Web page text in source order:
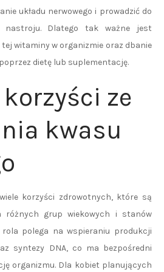
układu nerwowego i prowadzić do
nastroju. Dlatego tak ważne jest
witaminy w organizmie oraz dbanie
dietę lub suplementację.
ze
kwasu
korzyści zdrowotnych, które są
różnych grup wiekowych i stanów
rola polega na wspieraniu produkcji
syntezy DNA, co ma bezpośredni
organizmu. Dla kobiet planujących